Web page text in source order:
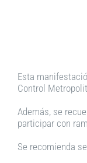
Esta
Control
Además, se
participar con
Se recomienda